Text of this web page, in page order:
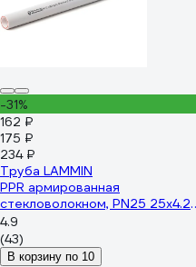
-31%
162 ₽
175 ₽
234 ₽
Труба LAMMIN
PPR армированная
стекловолокном, PN25 25х4.2
Lm310220420252
4.9
(43)
В корзину по 10